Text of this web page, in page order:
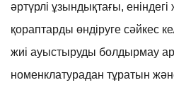
әртүрлі ұзындықтағы, еніндегі
қораптарды өндіруге сәйкес
жиі ауыстыруды болдырмау
номенклатурадан тұратын